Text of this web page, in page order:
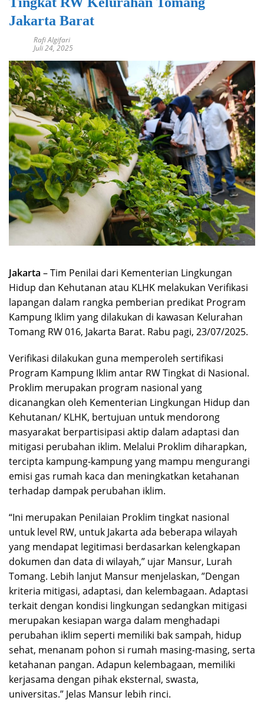
Jakarta Barat
Rafi Algifari
Juli 24, 2025
Jakarta – Tim Penilai dari Kementerian Lingkungan
Hidup dan Kehutanan atau KLHK melakukan Verifikasi
lapangan dalam rangka pemberian predikat Program
Kampung Iklim yang dilakukan di kawasan Kelurahan
Tomang RW 016, Jakarta Barat. Rabu pagi, 23/07/2025.
Verifikasi dilakukan guna memperoleh sertifikasi
Program Kampung Iklim antar RW Tingkat di Nasional.
Proklim merupakan program nasional yang
dicanangkan oleh Kementerian Lingkungan Hidup dan
Kehutanan/ KLHK, bertujuan untuk mendorong
masyarakat berpartisipasi aktip dalam adaptasi dan
mitigasi perubahan iklim. Melalui Proklim diharapkan,
tercipta kampung-kampung yang mampu mengurangi
emisi gas rumah kaca dan meningkatkan ketahanan
terhadap dampak perubahan iklim.
“Ini merupakan Penilaian Proklim tingkat nasional
untuk level RW, untuk Jakarta ada beberapa wilayah
yang mendapat legitimasi berdasarkan kelengkapan
dokumen dan data di wilayah,” ujar Mansur, Lurah
Tomang. Lebih lanjut Mansur menjelaskan, ”Dengan
kriteria mitigasi, adaptasi, dan kelembagaan. Adaptasi
terkait dengan kondisi lingkungan sedangkan mitigasi
merupakan kesiapan warga dalam menghadapi
perubahan iklim seperti memiliki bak sampah, hidup
sehat, menanam pohon si rumah masing-masing, serta
ketahanan pangan. Adapun kelembagaan, memiliki
kerjasama dengan pihak eksternal, swasta,
universitas.” Jelas Mansur lebih rinci.